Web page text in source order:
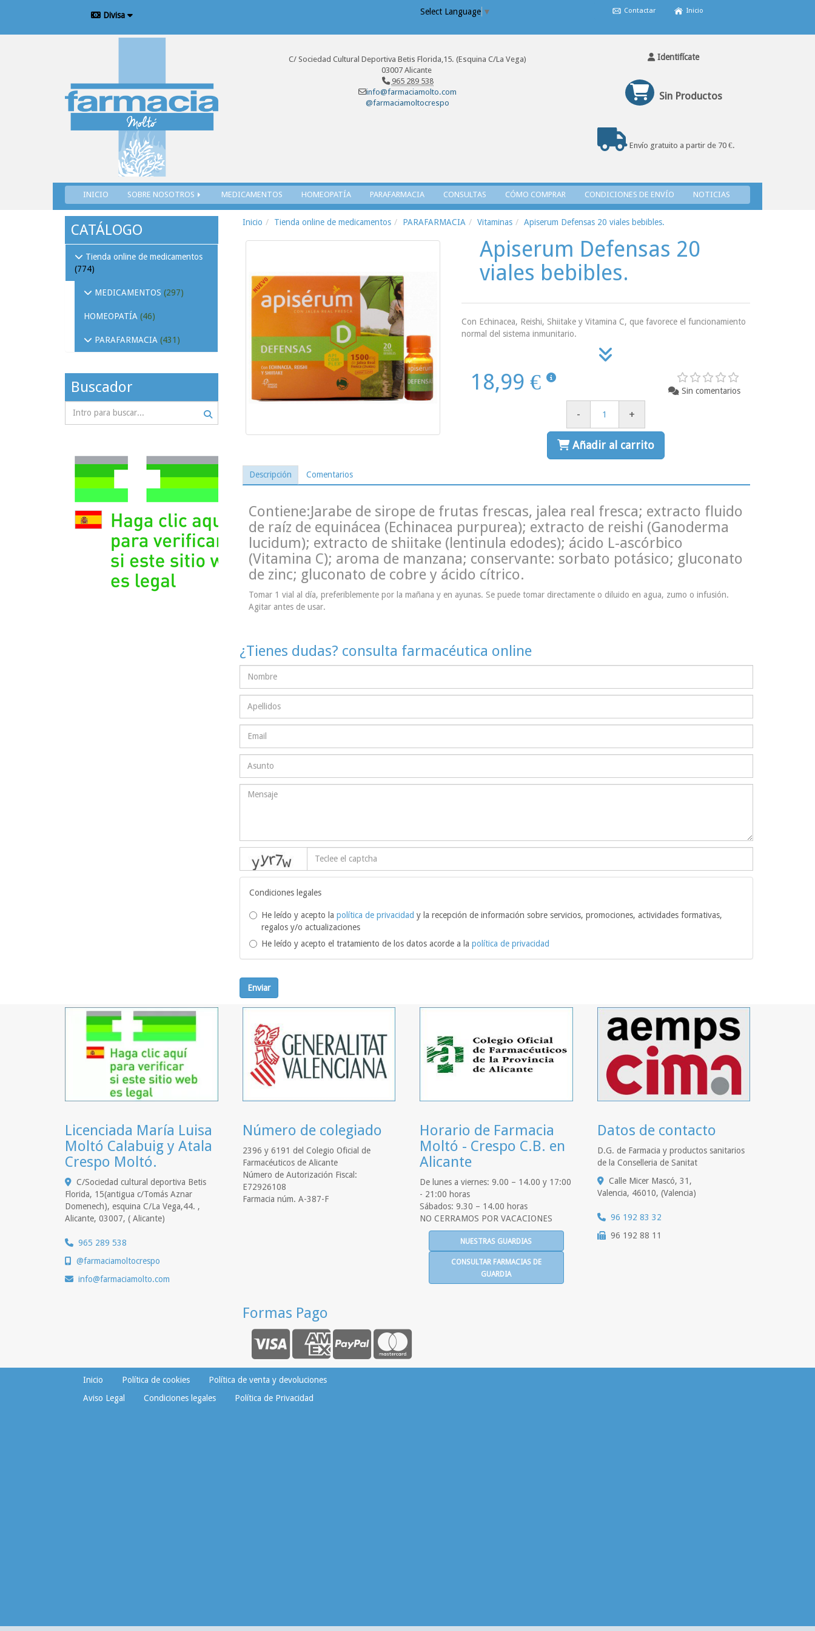
Divisa Select Language ▼ Contactar Inicio
C/ Sociedad Cultural Deportiva Betis Florida,15. (Esquina C/La Vega)
03007 Alicante
965 289 538
info@farmaciamolto.com
@farmaciamoltocrespo
Identifícate
Sin Productos
Envío gratuito a partir de 70 €.
INICIO SOBRE NOSOTROS MEDICAMENTOS HOMEOPATÍA PARAFARMACIA CONSULTAS CÓMO COMPRAR CONDICIONES DE ENVÍO NOTICIAS
Inicio Tienda online de medicamentos PARAFARMACIA Vitaminas Apiserum Defensas 20 viales bebibles.
Apiserum Defensas 20
viales bebibles.
Con Echinacea, Reishi, Shiitake y Vitamina C, que favorece el funcionamiento
normal del sistema inmunitario.
18,99 € Sin comentarios
- +
Añadir al carrito
Descripción Comentarios
Contiene:Jarabe de sirope de frutas frescas, jalea real fresca; extracto fluido
de raíz de equinácea (Echinacea purpurea); extracto de reishi (Ganoderma
lucidum); extracto de shiitake (lentinula edodes); ácido L-ascórbico
(Vitamina C); aroma de manzana; conservante: sorbato potásico; gluconato
de zinc; gluconato de cobre y ácido cítrico.
Tomar 1 vial al día, preferiblemente por la mañana y en ayunas. Se puede tomar directamente o diluido en agua, zumo o infusión.
Agitar antes de usar.
¿Tienes dudas? consulta farmacéutica online
Condiciones legales
He leído y acepto la política de privacidad y la recepción de información sobre servicios, promociones, actividades formativas,
regalos y/o actualizaciones
He leído y acepto el tratamiento de los datos acorde a la política de privacidad
Enviar
CATÁLOGO
Tienda online de medicamentos
(774)
MEDICAMENTOS (297)
HOMEOPATÍA (46)
PARAFARMACIA (431)
Buscador
Licenciada María Luisa
Moltó Calabuig y Atala
Crespo Moltó.
C/Sociedad cultural deportiva Betis
Florida, 15(antigua c/Tomás Aznar
Domenech), esquina C/La Vega,44. ,
Alicante, 03007, ( Alicante)
965 289 538
@farmaciamoltocrespo
info
farmaciamolto.com
Número de colegiado
2396 y 6191 del Colegio Oficial de
Farmacéuticos de Alicante
Número de Autorización Fiscal:
E72926108
Farmacia núm. A-387-F
Horario de Farmacia
Moltó - Crespo C.B. en
Alicante
De lunes a viernes: 9.00 – 14.00 y 17:00
- 21:00 horas
Sábados: 9.30 – 14.00 horas
NO CERRAMOS POR VACACIONES
NUESTRAS GUARDIAS
CONSULTAR FARMACIAS DE
GUARDIA
Datos de contacto
D.G. de Farmacia y productos sanitarios
de la Conselleria de Sanitat
Calle Micer Mascó, 31,
Valencia, 46010, (Valencia)
96 192 83 32
96 192 88 11
Formas Pago
Inicio Política de cookies
Política de venta y devoluciones
Aviso Legal
Condiciones legales Política de Privacidad